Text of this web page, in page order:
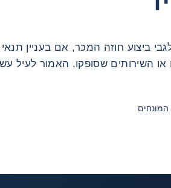
ביצוע חוזה המכר, אם בעניין
או השירותים שסופקו. האמור לעיל
המונחים